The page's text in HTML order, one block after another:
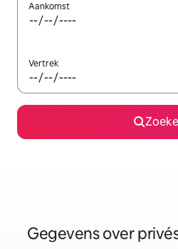
Aankomst
Vertrek
Gegevens over